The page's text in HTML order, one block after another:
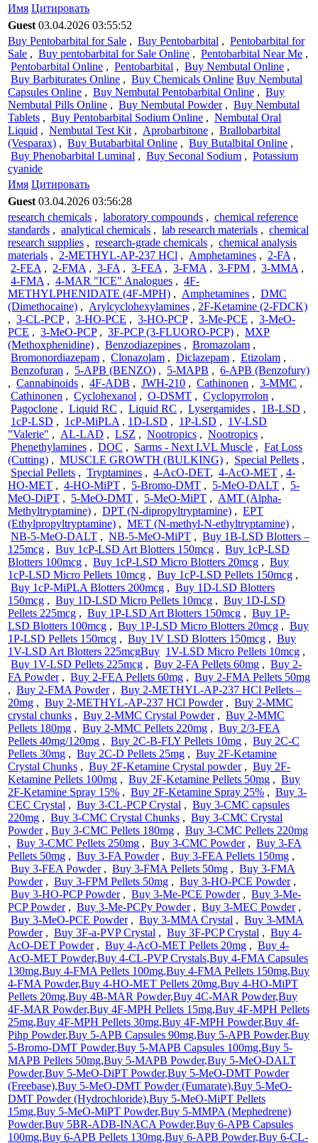
Имя Цитировать
Guest 03.04.2026 03:55:52
Buy Pentobarbital for Sale , Buy Pentobarbital , Pentobarbital for
Sale , Buy pentobarbital for Sale Online , Pentobarbital Near Me ,
Pentobarbital Online , Pentobarbital , Buy Nembutal Online ,
Buy Barbiturates Online , Buy Chemicals Online Buy Nembutal
Capsules Online , Buy Nembutal Pentobarbital Online , Buy
Nembutal Pills Online , Buy Nembutal Powder, Buy Nembutal
Tablets , Buy Pentobarbital Sodium Online , Nembutal Oral
Liquid , Nembutal Test Kit , Aprobarbitone , Brallobarbital
(Vesparax) , Buy Butabarbital Online , Buy Butalbital Online ,
Buy Phenobarbital Luminal , Buy Seconal Sodium , Potassium
cyanide
Имя Цитировать
Guest 03.04.2026 03:56:28
research chemicals , laboratory compounds , chemical reference
standards , analytical chemicals , lab research materials , chemical
research supplies , research-grade chemicals , chemical analysis
materials , 2-METHYL-AP-237 HCl , Amphetamines , 2-FA ,
2-FEA , 2-FMA , 3-FA , 3-FEA , 3-FMA , 3-FPM , 3-MMA ,
4-FMA , 4-MAR "ICE" Analogues , 4F-
METHYLPHENIDATE (4F-MPH) , Amphetamines , DMC
(Dimethocaine) , Arylcyclohexylamines , 2F-Ketamine (2-FDCK)
, 3-CL-PCP, 3-HO-PCE , 3-HO-PCP, 3-Me-PCE , 3-MeO-
PCE , 3-MeO-PCP, 3F-PCP (3-FLUORO-PCP) , MXP
(Methoxphenidine) , Benzodiazepines , Bromazolam ,
Bromonordiazepam , Clonazolam , Diclazepam , Etizolam ,
Benzofuran , 5-APB (BENZO) , 5-MAPB , 6-APB (Benzofury)
, Cannabinoids , 4F-ADB , JWH-210 , Cathinonen , 3-MMC ,
Cathinonen , Cyclohexanol , O-DSMT , Cyclopyrrolon ,
Pagoclone , Liquid RC , Liquid RC , Lysergamides , 1B-LSD ,
1cP-LSD , 1cP-MiPLA , 1D-LSD , 1P-LSD , 1V-LSD
"Valerie" , AL-LAD , LSZ , Nootropics , Nootropics ,
Phenethylamines , DOC , Sarms - Next LVL Muscle , Fat Loss
(Cutting) , MUSCLE GROWTH (BULKING) , Special Pellets ,
Special Pellets , Tryptamines , 4-AcO-DET, 4-AcO-MET , 4-
HO-MET , 4-HO-MiPT , 5-Bromo-DMT , 5-MeO-DALT , 5-
MeO-DiPT , 5-MeO-DMT , 5-MeO-MiPT , AMT (Alpha-
Methyltryptamine) , DPT (N-dipropyltryptamine) , EPT
(Ethylpropyltryptamine) , MET (N-methyl-N-ethyltryptamine) ,
NB-5-MeO-DALT , NB-5-MeO-MiPT , Buy 1B-LSD Blotters –
125mcg , Buy 1cP-LSD Art Blotters 150mcg , Buy 1cP-LSD
Blotters 100mcg , Buy 1cP-LSD Micro Blotters 20mcg , Buy
1cP-LSD Micro Pellets 10mcg , Buy 1cP-LSD Pellets 150mcg ,
Buy 1cP-MiPLA Blotters 200mcg , Buy 1D-LSD Blotters
150mcg , Buy 1D-LSD Micro Pellets 10mcg , Buy 1D-LSD
Pellets 225mcg , Buy 1P-LSD Art Blotters 150mcg , Buy 1P-
LSD Blotters 100mcg , Buy 1P-LSD Micro Blotters 20mcg , Buy
1P-LSD Pellets 150mcg , Buy 1V LSD Blotters 150mcg , Buy
1V-LSD Art Blotters 225mcgBuy 1V-LSD Micro Pellets 10mcg ,
Buy 1V-LSD Pellets 225mcg , Buy 2-FA Pellets 60mg , Buy 2-
FA Powder, Buy 2-FEA Pellets 60mg , Buy 2-FMA Pellets 50mg
, Buy 2-FMA Powder, Buy 2-METHYL-AP-237 HCl Pellets –
20mg , Buy 2-METHYL-AP-237 HCl Powder, Buy 2-MMC
crystal chunks , Buy 2-MMC Crystal Powder, Buy 2-MMC
Pellets 180mg , Buy 2-MMC Pellets 220mg , Buy 2/3-FEA
Pellets 40mg/120mg , Buy 2C-B-FLY Pellets 10mg , Buy 2C-C
Pellets 30mg , Buy 2C-D Pellets 25mg , Buy 2F-Ketamine
Crystal Chunks , Buy 2F-Ketamine Crystal powder, Buy 2F-
Ketamine Pellets 100mg , Buy 2F-Ketamine Pellets 50mg , Buy
2F-Ketamine Spray 15% , Buy 2F-Ketamine Spray 25% , Buy 3-
CEC Crystal , Buy 3-CL-PCP Crystal , Buy 3-CMC capsules
220mg , Buy 3-CMC Crystal Chunks , Buy 3-CMC Crystal
Powder, Buy 3-CMC Pellets 180mg , Buy 3-CMC Pellets 220mg
, Buy 3-CMC Pellets 250mg , Buy 3-CMC Powder, Buy 3-FA
Pellets 50mg , Buy 3-FA Powder, Buy 3-FEA Pellets 150mg ,
Buy 3-FEA Powder, Buy 3-FMA Pellets 50mg , Buy 3-FMA
Powder, Buy 3-FPM Pellets 50mg , Buy 3-HO-PCE Powder,
Buy 3-HO-PCP Powder, Buy 3-Me-PCE Powder, Buy 3-Me-
PCP Powder, Buy 3-Me-PCPy Powder, Buy 3-MEC Powder,
Buy 3-MeO-PCE Powder, Buy 3-MMA Crystal , Buy 3-MMA
Powder, Buy 3F-a-PVP Crystal , Buy 3F-PCP Crystal , Buy 4-
AcO-DET Powder, Buy 4-AcO-MET Pellets 20mg , Buy 4-
AcO-MET Powder,Buy 4-CL-PVP Crystals,Buy 4-FMA Capsules
130mg,Buy 4-FMA Pellets 100mg,Buy 4-FMA Pellets 150mg,Buy
4-FMA Powder,Buy 4-HO-MET Pellets 20mg,Buy 4-HO-MiPT
Pellets 20mg,Buy 4B-MAR Powder,Buy 4C-MAR Powder,Buy
4F-MAR Powder,Buy 4F-MPH Pellets 15mg,Buy 4F-MPH Pellets
25mg,Buy 4F-MPH Pellets 30mg,Buy 4F-MPH Powder,Buy 4f-
Pihp Powder,Buy 5-APB Capsules 90mg,Buy 5-APB Powder,Buy
5-Bromo-DMT Powder,Buy 5-MAPB Capsules 100mg,Buy 5-
MAPB Pellets 50mg,Buy 5-MAPB Powder,Buy 5-MeO-DALT
Powder,Buy 5-MeO-DiPT Powder,Buy 5-MeO-DMT Powder
(Freebase),Buy 5-MeO-DMT Powder (Fumarate),Buy 5-MeO-
DMT Powder (Hydrochloride),Buy 5-MeO-MiPT Pellets
15mg,Buy 5-MeO-MiPT Powder,Buy 5-MMPA (Mephedrene)
Powder,Buy 5BR-ADB-INACA Powder,Buy 6-APB Capsules
100mg,Buy 6-APB Pellets 130mg,Buy 6-APB Powder,Buy 6-CL-